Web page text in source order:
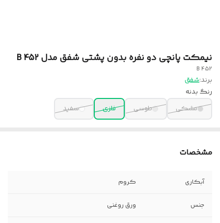
نیمکت پانچی دو نفره بدون پشتی شفق مدل B 452
B 452
برند:شفق
رنگ بدنه
مشکی
طوسی فلزی سفید
مشخصات
آبکاری کروم
جنس ورق روغنی